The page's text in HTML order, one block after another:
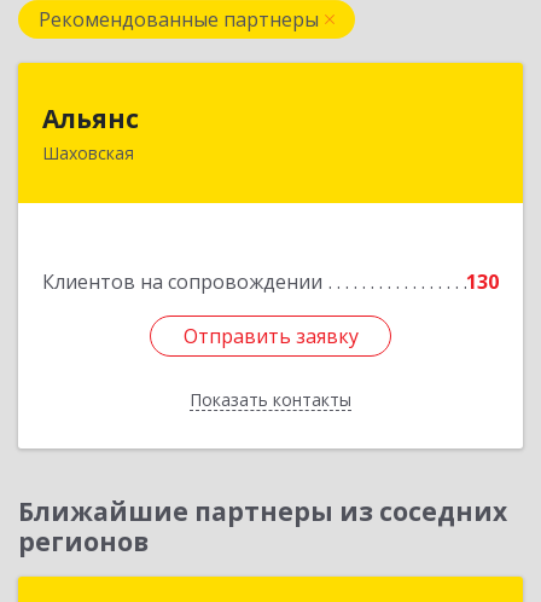
Рекомендованные партнеры
Альянс
Шаховская
Клиентов на сопровождении 130
Отправить заявку
Показать контакты
143700, Московская обл, Шаховской р-н,
Отправить заявку
Назад
Ближайшие партнеры из соседних
регионов